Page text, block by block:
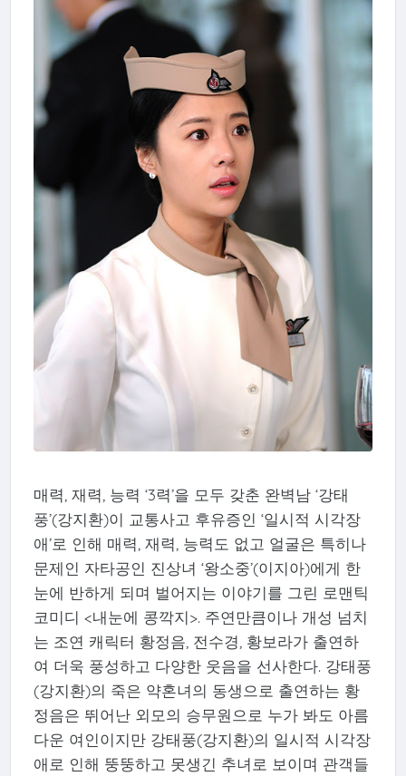
매력, 재력, 능력 ‘3력’을 모두 갖춘 완벽남 ‘강태
풍’(강지환)이 교통사고 후유증인 ‘일시적 시각장
애’로 인해 매력, 재력, 능력도 없고 얼굴은 특히나
문제인 자타공인 진상녀 ‘왕소중’(이지아)에게 한
눈에 반하게 되며 벌어지는 이야기를 그린 로맨틱
코미디 <내눈에 콩깍지>. 주연만큼이나 개성 넘치
는 조연 캐릭터 황정음, 전수경, 황보라가 출연하
여 더욱 풍성하고 다양한 웃음을 선사한다. 강태풍
(강지환)의 죽은 약혼녀의 동생으로 출연하는 황
정음은 뛰어난 외모의 승무원으로 누가 봐도 아름
다운 여인이지만 강태풍(강지환)의 일시적 시각장
애로 인해 뚱뚱하고 못생긴 추녀로 보이며 관객들